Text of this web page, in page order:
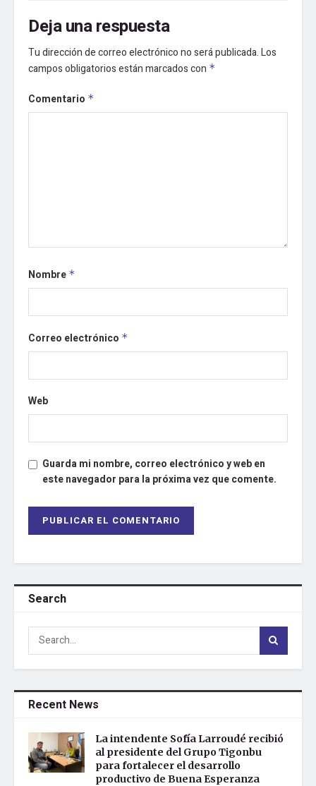
Deja una respuesta
Tu dirección de correo electrónico no será publicada.Los
campos obligatorios están marcados con *
Comentario *
Nombre *
Correo electrónico *
Web
Guarda mi nombre, correo electrónico y web en
este navegador para la próxima vez que comente.
Search
Recent News
La intendente Sofía Larroudé recibió
al presidente del Grupo Tigonbu
para fortalecer el desarrollo
productivo de Buena Esperanza